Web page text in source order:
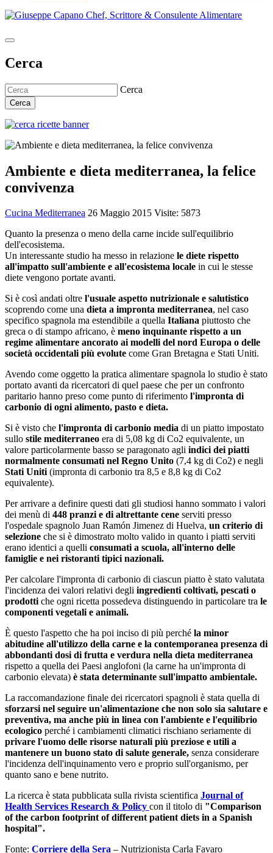
Cerca
Cerca
Cerca
Ambiente e dieta mediterranea, la felice
convivenza
Cucina Mediterranea 26 Maggio 2015 Visite: 5873
Quanto la presenza o meno della carne incide sull'equilibrio
dell'ecosistema.
Un interessante studio ha messo in relazione le diete rispetto
all'impatto sull'ambiente e all'ecosistema locale in cui le stesse
diete vengono portate avanti.
Si è così andati oltre l'usuale aspetto nutrizionale e salutistico
scoprendo come una dieta a impronta mediterranea, nel caso
specifico spagnola ma estendibile a quella Italiana piuttosto che
greca o di stampo africano, è meno inquinante rispetto a un
regime alimentare ancorato ai modelli del nord Europa o delle
società occidentali più evolute come Gran Bretagna e Stati Uniti.
Avendo come oggetto la pratica alimentare spagnola lo studio è stato
portato avanti da ricercatori di quel paese che per un confronto
paritario hanno preso come punto di riferimento l'impronta di
carbonio di ogni alimento, pasto e dieta.
Si è visto che l'impronta di carbonio media di un piatto impostato
sullo stile mediterraneo era di 5,08 kg di Co2 equivalente, un
valore particolarmente basso se paragonato agli indici dei piatti
normalmente consumati nel Regno Unito (7,4 kg di Co2) e negli
Stati Uniti(impronta di carbonio tra 8,5 e 8,8 kg di Co2
equivalente).
Per arrivare a definire questi dati gli studiosi hanno sommato i valori
dei menù di 448 pranzi e di altrettante cene serviti presso
l'ospedale spagnolo Juan Ramón Jimenez di Huelva, un criterio di
selezione che si è dimostrato molto valido in quanto i piatti serviti
erano identici a quelli consumati a scuola, all'interno delle
famiglie e nei ristoranti tipici nazionali.
Per calcolare l'impronta di carbonio di ciascun piatto è stato valutata
l'incidenza dei valori relativi degli ingredienti coltivati, pescati o
prodottiche ogni ricetta possedeva distinguendo in particolare tra le
componenti vegetali e animali.
È questo l'aspetto che ha poi inciso di più perché la minor
abitudine all'utilizzo della carne e la contemporanea presenza di
abbondanti dosi di frutta e verdura nella dieta mediterranea
rispetto a quella dei Paesi anglofoni (la carne ha un'impronta di
carbonio elevata) è stata determinante sull'impatto ambientale.
La raccomandazione finale dei ricercatori spagnoli è stata quella di
sforzarsi nel seguire un'alimentazione che non solo sia salutare e
preventiva, ma anche più in linea con l'ambiente e l'equilibrio
ecologico perché i cambiamenti climatici rischiano seriamente di
privare l'uomo delle risorse naturali più preziose e utili a
mantenere un buono stato di salute generale, senza considerare
l'incidenza dell'inquinamento vero e proprio sull'organismo, per
quanto sano e bene nutrito.
La ricerca è stata pubblicata sulla rivista scientifica Journal of
Health Services Research & Policy con il titolo di "Comparison
of the carbon footprint of different patient diets in a Spanish
hospital".
Fonte: Corriere della Sera – Nutrizionista Carla Favaro